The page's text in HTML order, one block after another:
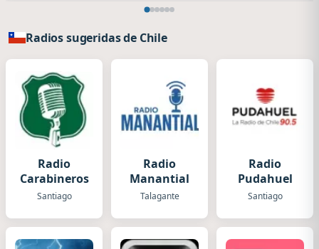
Radios sugeridas de Chile
Radio
Carabineros
Santiago
Radio
Manantial
Talagante
Radio
Pudahuel
Santiago